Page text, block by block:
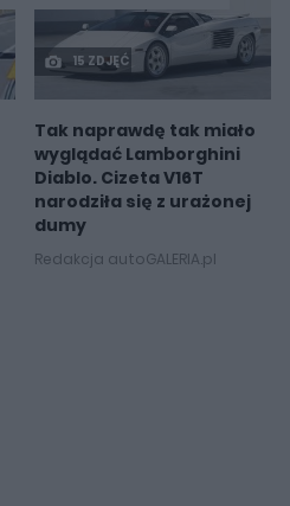
15 ZDJĘĆ
Tak naprawdę tak miało
wyglądać Lamborghini
Diablo. Cizeta V16T
narodziła się z urażonej
dumy
Redakcja autoGALERIA.pl